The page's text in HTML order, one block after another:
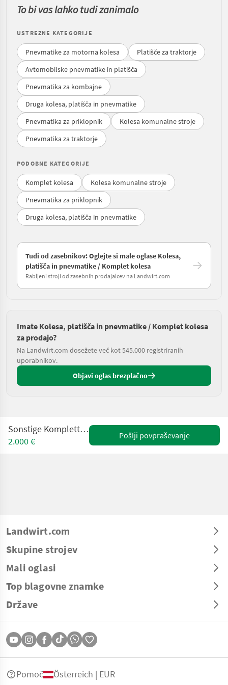
To bi vas lahko tudi zanimalo
USTREZNE KATEGORIJE
Pnevmatike za motorna kolesa
Platišče za traktorje
Avtomobilske pnevmatike in platišča
Pnevmatika za kombajne
Druga kolesa, platišča in pnevmatike
Pnevmatika za priklopnik
Kolesa komunalne stroje
Pnevmatika za traktorje
PODOBNE KATEGORIJE
Komplet kolesa
Kolesa komunalne stroje
Pnevmatika za priklopnik
Druga kolesa, platišča in pnevmatike
Tudi od zasebnikov: Oglejte si male oglase Kolesa,
platišča in pnevmatike / Komplet kolesa
Rabljeni stroji od zasebnih prodajalcev na Landwirt.com
Imate Kolesa, platišča in pnevmatike / Komplet kolesa
za prodajo?
Na Landwirt.com dosežete več kot 545.000 registriranih
uporabnikov.
Objavi oglas brezplačno
Sonstige Kompletträder 360/80 R24
2.000 €
Pošlji povpraševanje
Landwirt.com
Skupine strojev
Mali oglasi
Top blagovne znamke
Države
Pomoč Österreich | EUR